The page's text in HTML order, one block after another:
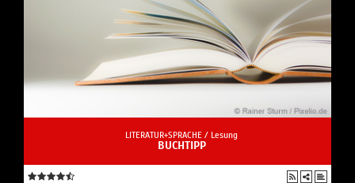
LITERATUR+SPRACHE / Lesung
BUCHTIPP